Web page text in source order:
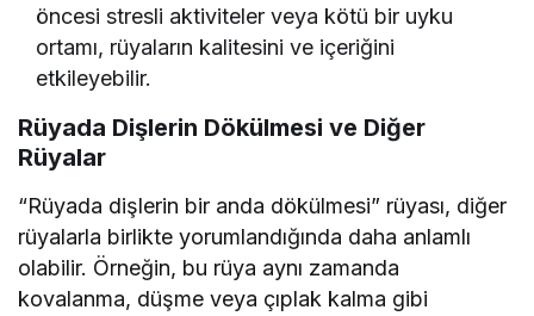
öncesi stresli aktiviteler veya kötü bir uyku
ortamı, rüyaların kalitesini ve içeriğini
etkileyebilir.
Rüyada Dişlerin Dökülmesi ve Diğer
Rüyalar
“Rüyada dişlerin bir anda dökülmesi” rüyası, diğer
rüyalarla birlikte yorumlandığında daha anlamlı
olabilir. Örneğin, bu rüya aynı zamanda
kovalanma, düşme veya çıplak kalma gibi